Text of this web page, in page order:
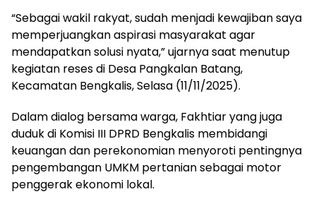
“Sebagai wakil rakyat, sudah menjadi kewajiban saya
memperjuangkan aspirasi masyarakat agar
mendapatkan solusi nyata,” ujarnya saat menutup
kegiatan reses di Desa Pangkalan Batang,
Kecamatan Bengkalis, Selasa (11/11/2025).
Dalam dialog bersama warga, Fakhtiar yang juga
duduk di Komisi III DPRD Bengkalis membidangi
keuangan dan perekonomian menyoroti pentingnya
pengembangan UMKM pertanian sebagai motor
penggerak ekonomi lokal.